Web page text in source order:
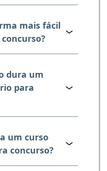
mais fácil
dura um
para
um curso
concurso?